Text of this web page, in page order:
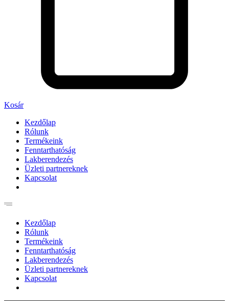
Kosár
Kezdőlap
Rólunk
Termékeink
Fenntarthatóság
Lakberendezés
Üzleti partnereknek
Kapcsolat
Kezdőlap
Rólunk
Termékeink
Fenntarthatóság
Lakberendezés
Üzleti partnereknek
Kapcsolat